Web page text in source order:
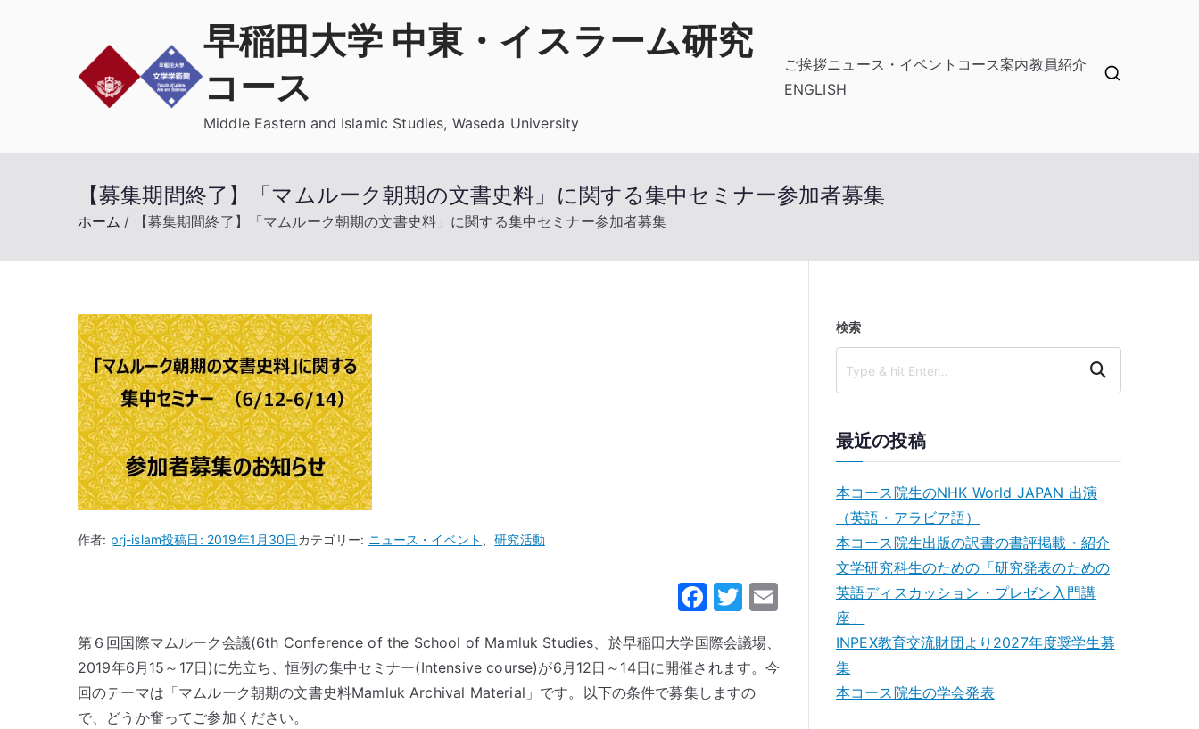
早稲田大学 中東・イスラーム研究
コース
Middle Eastern and Islamic Studies, Waseda University
ご挨拶ニュース・イベント コース案内教員紹介
ENGLISH
【募集期間終了】「マムルーク朝期の文書史料」に関する集中セミナー参加者募集
ホーム 【募集期間終了】「マムルーク朝期の文書史料」に関する集中セミナー参加者募集
作者: prj-islam投稿日: 2019年1月30日 カテゴリー: ニュース・イベント 、研究活動
F
c
e
b
T
it
te
第６回国際マムルーク会議(6th Conference of the School of Mamluk Studies、於早稲田大学国際会議場、
2019年6月15～17日)に先立ち、恒例の集中セミナー(Intensive course)が6月12日～14日に開催されます。今
回のテーマは「マムルーク朝期の文書史料Mamluk Archival Material」です。以下の条件で募集しますの
で、どうか奮ってご参加ください。
検索
Search
最近の投稿
本コース院生のNHK World JAPAN 出演
（英語・アラビア語）
本コース院生出版の訳書の書評掲載・紹介
文学研究科生のための「研究発表のための
英語ディスカッション・プレゼン⼊⾨講
座」
INPEX教育交流財団より2027年度奨学生募
集
本コース院生の学会発表